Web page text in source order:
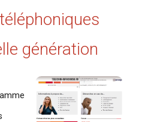
génération